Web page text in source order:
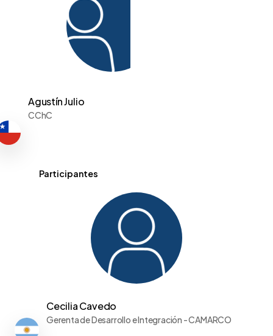
Agustín Julio
CChC
Participantes
Cecilia Cavedo
Gerenta de Desarrollo e Integración - CAMARCO